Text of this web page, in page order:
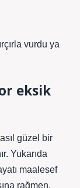
vurdu ya
eksik
güzel bir
Yukarıda
maalesef
rağmen,